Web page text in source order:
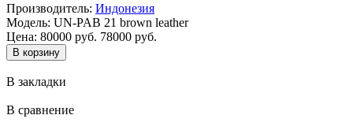
Производитель: Индонезия
Модель: UN-PAB 21 brown leather
Цена: 80000 руб. 78000 руб.
В закладки
В сравнение